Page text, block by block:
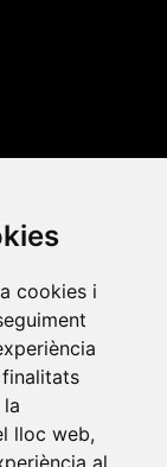
cookies i
lloc web,
al
d'Alacant
de
•Universitat